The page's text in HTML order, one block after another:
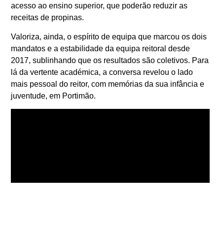
acesso ao ensino superior, que poderão reduzir as
receitas de propinas.
Valoriza, ainda, o espírito de equipa que marcou os dois
mandatos e a estabilidade da equipa reitoral desde
2017, sublinhando que os resultados são coletivos. Para
lá da vertente académica, a conversa revelou o lado
mais pessoal do reitor, com memórias da sua infância e
juventude, em Portimão.